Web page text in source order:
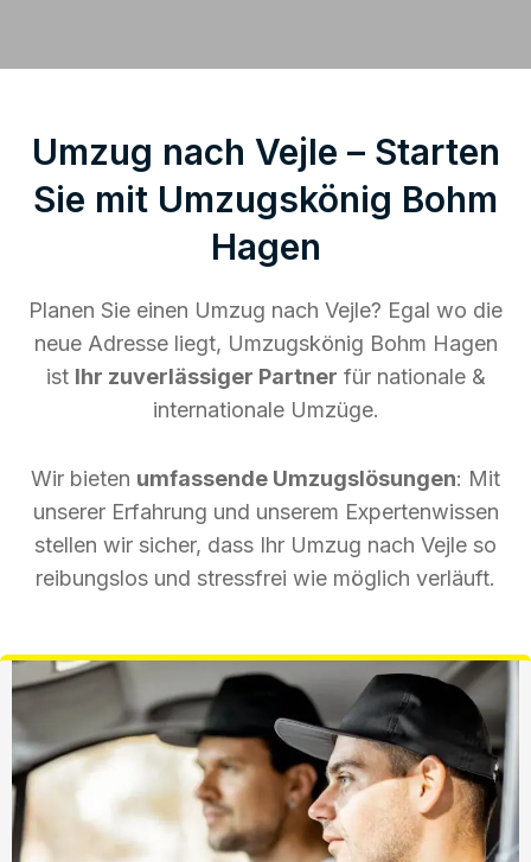
Umzug nach Vejle – Starten
Sie mit Umzugskönig Bohm
Hagen
Planen Sie einen Umzug nach Vejle? Egal wo die
neue Adresse liegt, Umzugskönig Bohm Hagen
ist Ihr zuverlässiger Partner für nationale &
internationale Umzüge.
Wir bieten umfassende Umzugslösungen: Mit
unserer Erfahrung und unserem Expertenwissen
stellen wir sicher, dass Ihr Umzug nach Vejle so
reibungslos und stressfrei wie möglich verläuft.